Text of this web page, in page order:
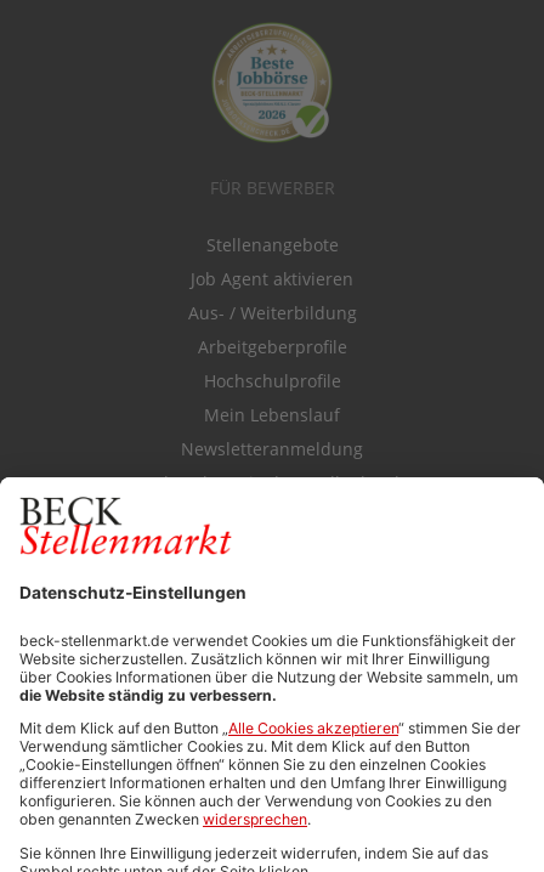
FÜR BEWERBER
Stellenangebote
Job Agent aktivieren
Aus- / Weiterbildung
Arbeitgeberprofile
Hochschulprofile
Mein Lebenslauf
Newsletteranmeldung
Durchsuchen Sie den Stellenkatalog
FÜR ARBEITGEBER
Stellenmarktpreise
Anzeigen-AGB
Media-Daten
Newsletteranmeldung
Produktübersicht
ALLGEMEIN
FAQs